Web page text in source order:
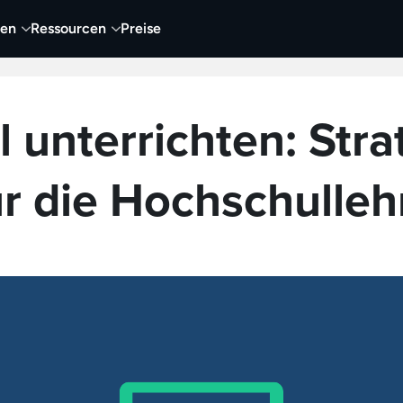
Ressourcen Preise
Video Visueller Content
unterrichten:
die